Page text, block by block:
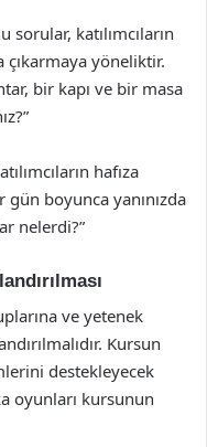
katılımcıların
çıkarmaya yöneliktir.
bir kapı ve bir masa
hafıza
boyunca yanınızda
nelerdi?”
ve yetenek
Kursun
destekleyecek
oyunları kursunun